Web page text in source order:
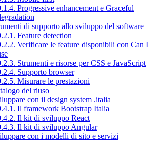
Progressive enhancement e Graceful
di supporto allo sviluppo del software
Feature detection
Verificare le feature disponibili con Can I
Strumenti e risorse per CSS e JavaScript
Supporto browser
Misurare le prestazioni
del riuso
con il design system .italia
Il framework Bootstrap Italia
Il kit di sviluppo React
Il kit di sviluppo Angular
con i modelli di sito e servizi